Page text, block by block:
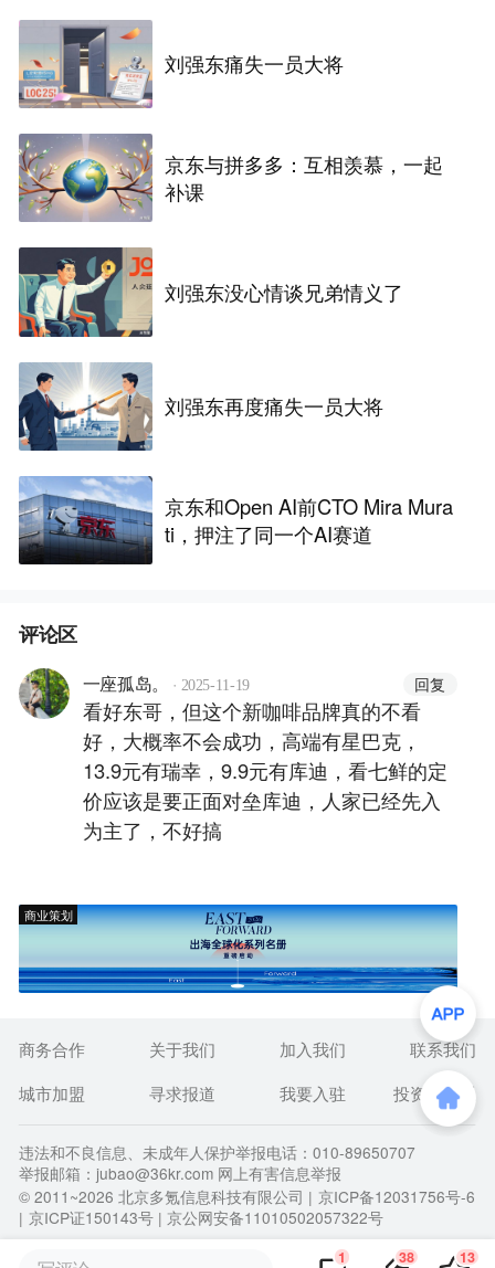
刘强东痛失一员大将
京东与拼多多：互相羡慕，一起
补课
刘强东没心情谈兄弟情义了
刘强东再度痛失一员大将
京东和Open AI前CTO Mira Mura
ti，押注了同一个AI赛道
评论区
一座孤岛。 · 2025-11-19 回复
看好东哥，但这个新咖啡品牌真的不看
好，大概率不会成功，高端有星巴克，
13.9元有瑞幸，9.9元有库迪，看七鲜的定
价应该是要正面对垒库迪，人家已经先入
为主了，不好搞
商业策划
1 38 13
商务合作 关于我们 加入我们
联系我们
城市加盟
寻求报道 我要入驻 投资者关系
违法和不良信息、未成年人保护举报电话：010-89650707
举报邮箱：jubao@36kr.com 网上有害信息举报
© 2011~2026 北京多氪信息科技有限公司 | 京ICP备12031756号-6
| 京ICP证150143号 | 京公网安备11010502057322号